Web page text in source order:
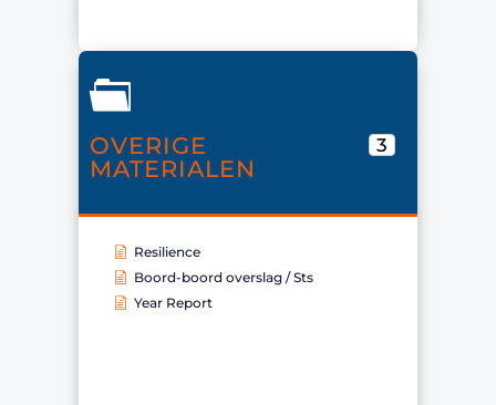
OVERIGE
MATERIALEN
3
Resilience
Boord-boord overslag / Sts
Year Report